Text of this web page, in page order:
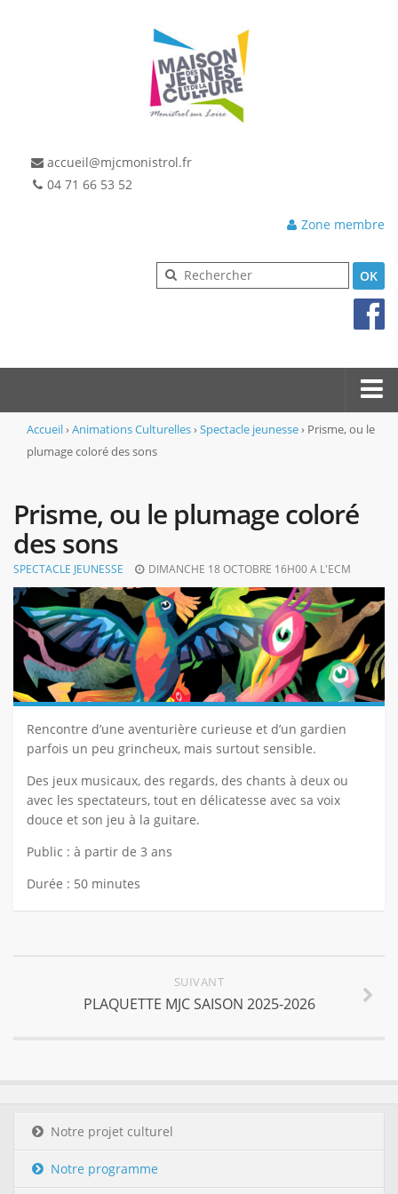
accueil@mjcmonistrol.fr
04 71 66 53 52
Zone membre
OK
Accueil
L’association
Adhérer et s’inscrire
L’équipe
Règlement intérieur de la MJC
Animations Culturelles
Notre projet culturel
Notre programme
L’empreinte « booster de musiques actuelles »
BIEN-ETRE
DANSE
MANUELLES
MUSICALES
SPORTIVES
Contact
Accueil›Animations Culturelles›Spectacle jeunesse› Prisme, ou le
plumage coloré des sons
Prisme, ou le plumage coloré
des sons
SPECTACLE JEUNESSE DIMANCHE 18 OCTOBRE 16H00 A L'ECM
Rencontre d’une aventurière curieuse et d’un gardien
parfois un peu grincheux, mais surtout sensible.
Des jeux musicaux, des regards, des chants à deux ou
avec les spectateurs, tout en délicatesse avec sa voix
douce et son jeu à la guitare.
Public : à partir de 3 ans
Durée : 50 minutes
SUIVANT
PLAQUETTE MJC SAISON 2025-2026
Notre projet culturel
Notre programme